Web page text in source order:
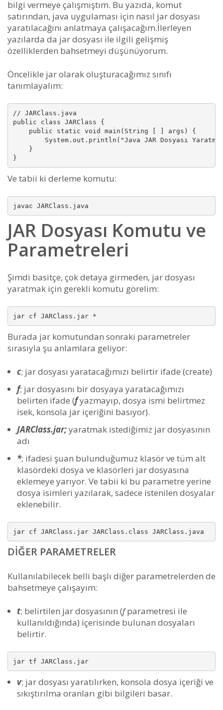
bilgi vermeye çalışmıştım. Bu yazıda, komut
satırından, java uygulaması için nasıl jar dosyası
yaratılacağını anlatmaya çalışacağım.İlerleyen
yazılarda da jar dosyası ile ilgili gelişmiş
özelliklerden bahsetmeyi düşünüyorum.
Öncelikle jar olarak oluşturacağımız sınıfı
tanımlayalım:
// JARClass.java
public class JARClass {
    public static void main(String [ ] args) {
System.out.println("Java JAR Dosyası
    }
}
Ve tabii ki derleme komutu:
javac JARClass.java
JAR Dosyası Komutu ve
Parametreleri
Şimdi basitçe, çok detaya girmeden, jar dosyası
yaratmak için gerekli komutu görelim:
jar cf JARClass.jar *
Burada jar komutundan sonraki parametreler
sırasıyla şu anlamlara geliyor:
c; jar dosyası yaratacağımızı belirtir ifade (create)
f; jar dosyasını bir dosyaya yaratacağımızı
belirten ifade (fyazmayıp, dosya ismi belirtmez
isek, konsola jar içeriğini basıyor).
JARClass.jar;yaratmak istediğimiz jar dosyasının
adı
*; ifadesi şuan bulunduğumuz klasör ve tüm alt
klasördeki dosya ve klasörleri jar dosyasına
eklemeye yarıyor. Ve tabii ki bu parametre yerine
dosya isimleri yazılarak, sadece istenilen dosyalar
eklenebilir.
jar cf JARClass.jar JARClass.class JARClass.java
DIĞER PARAMETRELER
Kullanılabilecek belli başlı diğer parametrelerden de
bahsetmeye çalışayım:
t; belirtilen jar dosyasının (fparametresi ile
kullanıldığında) içerisinde bulunan dosyaları
belirtir.
jar tf JARClass.jar
v; jar dosyası yaratılırken, konsola dosya içeriği ve
sıkıştırılma oranları gibi bilgileri basar.